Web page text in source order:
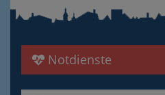
Notdienste